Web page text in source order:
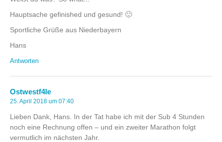
Hauptsache gefinished und gesund! 🙂
Sportliche Grüße aus Niederbayern
Hans
Antworten
Ostwestf4le
25. April 2018 um 07:40
Lieben Dank, Hans. In der Tat habe ich mit der Sub 4 Stunden
noch eine Rechnung offen – und ein zweiter Marathon folgt
vermutlich im nächsten Jahr.